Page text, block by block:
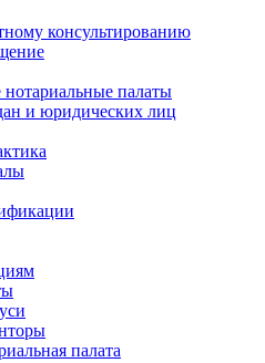
консультированию
палаты
и юридических лиц
палата